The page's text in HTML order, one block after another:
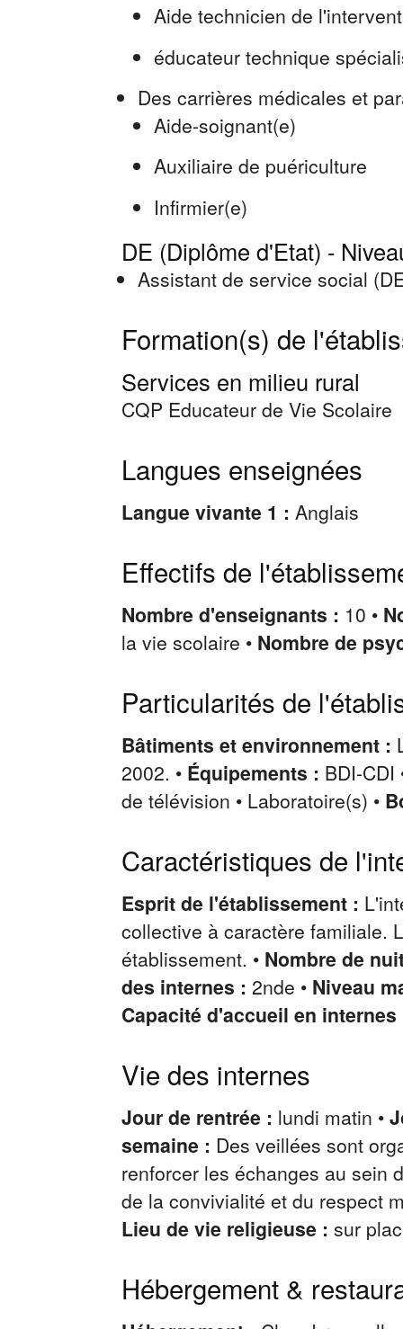
Aide technicien de
éducateur technique
Des carrières médicales et
Aide-soignant(e)
Auxiliaire de puériculture
Infirmier(e)
DE (Diplôme d'Etat) -
Assistant de service social
Formation(s) de
Services en milieu rural
CQP Educateur de Vie Scolaire
Langues enseignées
Langue vivante 1 : Anglais
Effectifs de
Nombre d'enseignants : 10 •
la vie scolaire • Nombre de
Particularités de
Bâtiments et environnement :
2002. • Équipements : BDI-CDI
de télévision • Laboratoire(s) •
Caractéristiques de
Esprit de l'établissement :
collective à caractère familiale.
établissement. • Nombre de
des internes : 2nde • Niveau
Capacité d'accueil en
Vie des internes
Jour de rentrée : lundi matin •
semaine : Des veillées sont
renforcer les échanges au sein
de la convivialité et du respect
Lieu de vie religieuse : sur
Hébergement &